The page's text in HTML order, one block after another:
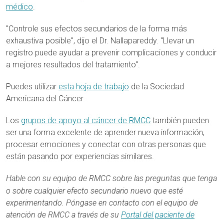
médico.
"Controle sus efectos secundarios de la forma más
exhaustiva posible", dijo el Dr. Nallapareddy. "Llevar un
registro puede ayudar a prevenir complicaciones y conducir
a mejores resultados del tratamiento".
Puedes utilizar esta hoja de trabajo de la Sociedad
Americana del Cáncer.
Los grupos de apoyo al cáncer de RMCC también pueden
ser una forma excelente de aprender nueva información,
procesar emociones y conectar con otras personas que
están pasando por experiencias similares.
Hable con su equipo de RMCC sobre las preguntas que tenga
o sobre cualquier efecto secundario nuevo que esté
experimentando. Póngase en contacto con el equipo de
atención de RMCC a través de su Portal del paciente de